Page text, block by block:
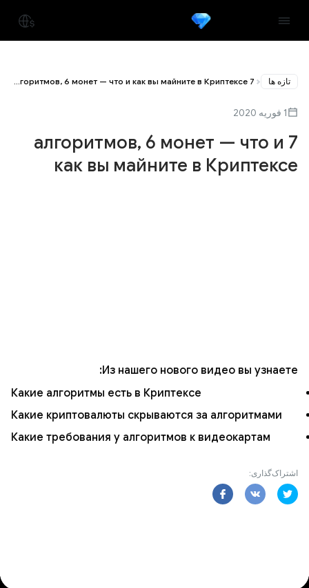
تازه ها 7 алгоритмов, 6 монет — что и как вы майните в Криптексе
1 فوریه 2020
7 алгоритмов, 6 монет — что и
как вы майните в Криптексе
Из нашего нового видео вы узнаете:
Какие алгоритмы есть в Криптексе
Какие криптовалюты скрываются за алгоритмами
Какие требования у алгоритмов к видеокартам
اشتراک‌گذاری: